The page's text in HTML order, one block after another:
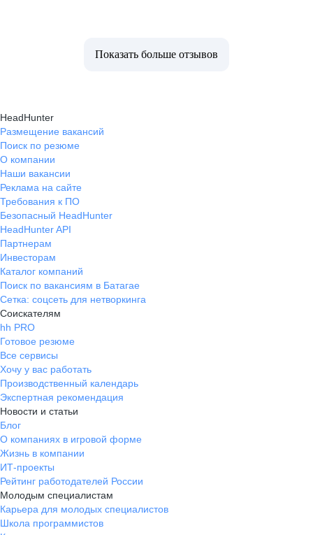
Показать больше отзывов
HeadHunter
Размещение вакансий
Поиск по резюме
О компании
Наши вакансии
Реклама на сайте
Требования к ПО
Безопасный HeadHunter
HeadHunter API
Партнерам
Инвесторам
Каталог компаний
Поиск по вакансиям в Батагае
Сетка: соцсеть для нетворкинга
Соискателям
hh PRO
Готовое резюме
Все сервисы
Хочу у вас работать
Производственный календарь
Экспертная рекомендация
Новости и статьи
Блог
О компаниях в игровой форме
Жизнь в компании
ИТ-проекты
Рейтинг работодателей России
Молодым специалистам
Карьера для молодых специалистов
Школа программистов